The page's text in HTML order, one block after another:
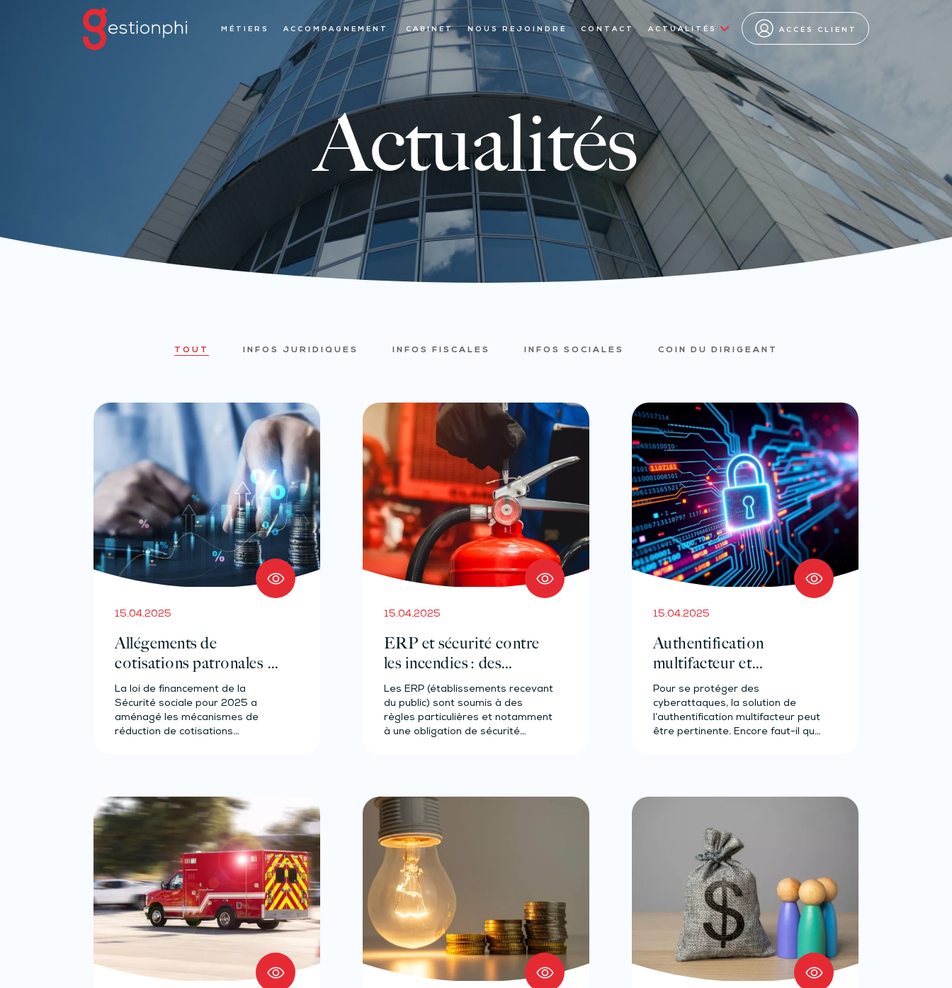
MÉTIERS ACCOMPAGNEMENT CABINET NOUS REJOINDRE CONTACT ACTUALITÉS ACCÈS CLIENT
Actualités
TOUT INFOS JURIDIQUES INFOS FISCALES INFOS SOCIALES COIN DU DIRIGEANT
15.04.2025
Allégements de
cotisations patronales en
2025 : précisions utiles !
La loi de financement de la
Sécurité sociale pour 2025 a
aménagé les mécanismes de
réduction de cotisations
15.04.2025
ERP et sécurité contre
les incendies : des
précisions relatives au
chauffage du bâtiment
Les ERP (établissements recevant
du public) sont soumis à des
règles particulières et notamment
à une obligation de sécurité
15.04.2025
Authentification
multifacteur et
protection des données :
la CNIL vous guide !
Pour se protéger des
cyberattaques, la solution de
l’authentification multifacteur peut
être pertinente. Encore faut-il que